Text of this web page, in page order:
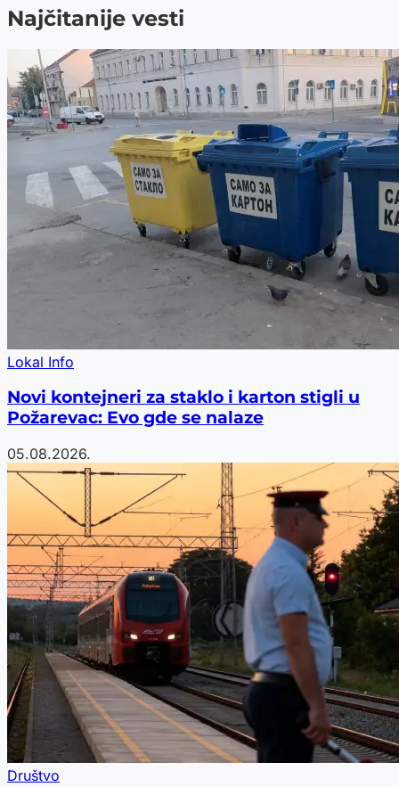
Najčitanije vesti
Lokal Info
Novi kontejneri za staklo i karton stigli u
Požarevac: Evo gde se nalaze
05.08.2026.
Društvo